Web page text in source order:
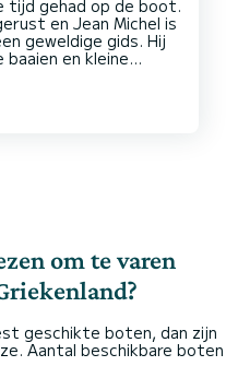
tijd gehad op de boot.
en Jean Michel is
geweldige gids. Hij
en kleine
om te varen
geschikte boten, dan zijn
Aantal beschikbare boten